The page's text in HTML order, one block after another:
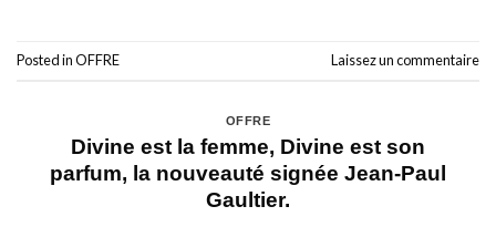
Posted inOFFRE Laissez un commentaire
OFFRE
Divine est la femme, Divine est son
parfum, la nouveauté signée Jean-Paul
Gaultier.